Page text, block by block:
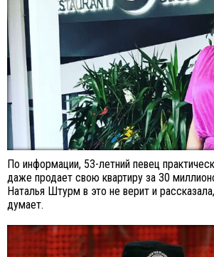
По информации, 53-летний певец
даже продает свою квартиру за 30
Наталья Штурм в это не верит и
думает.